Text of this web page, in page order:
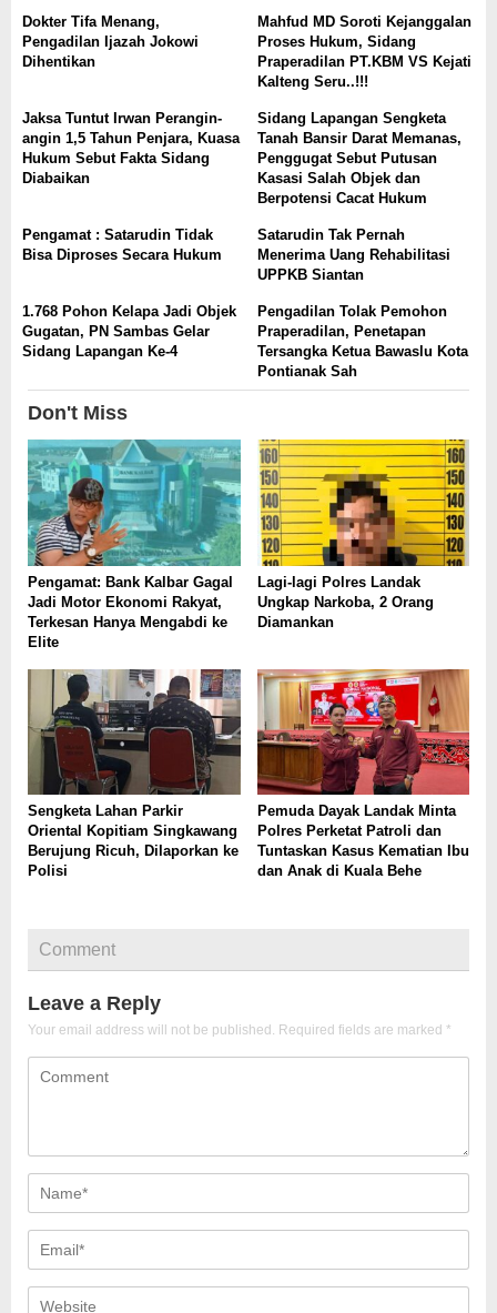
Dokter Tifa Menang,
Pengadilan Ijazah Jokowi
Dihentikan
Mahfud MD Soroti Kejanggalan
Proses Hukum, Sidang
Praperadilan PT.KBM VS Kejati
Kalteng Seru..!!!
Jaksa Tuntut Irwan Perangin-
angin 1,5 Tahun Penjara, Kuasa
Hukum Sebut Fakta Sidang
Diabaikan
Sidang Lapangan Sengketa
Tanah Bansir Darat Memanas,
Penggugat Sebut Putusan
Kasasi Salah Objek dan
Berpotensi Cacat Hukum
Pengamat : Satarudin Tidak
Bisa Diproses Secara Hukum
Satarudin Tak Pernah
Menerima Uang Rehabilitasi
UPPKB Siantan
1.768 Pohon Kelapa Jadi Objek
Gugatan, PN Sambas Gelar
Sidang Lapangan Ke-4
Pengadilan Tolak Pemohon
Praperadilan, Penetapan
Tersangka Ketua Bawaslu Kota
Pontianak Sah
Don't Miss
Pengamat: Bank Kalbar Gagal
Jadi Motor Ekonomi Rakyat,
Terkesan Hanya Mengabdi ke
Elite
Lagi-lagi Polres Landak
Ungkap Narkoba, 2 Orang
Diamankan
Sengketa Lahan Parkir
Oriental Kopitiam Singkawang
Berujung Ricuh, Dilaporkan ke
Polisi
Pemuda Dayak Landak Minta
Polres Perketat Patroli dan
Tuntaskan Kasus Kematian Ibu
dan Anak di Kuala Behe
Comment
Leave a Reply
Your email address will not be published. Required fields are marked *